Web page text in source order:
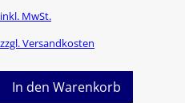
inkl. MwSt.
zzgl. Versandkosten
In den Warenkorb